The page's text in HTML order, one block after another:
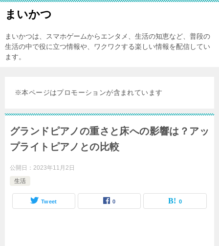
まいかつ
まいかつは、スマホゲームからエンタメ、生活の知恵など、普段の
生活の中で役に立つ情報や、ワクワクする楽しい情報を配信してい
ます。
※本ページはプロモーションが含まれています
グランドピアノの重さと床への影響は？アッ
プライトピアノとの比較
公開日： 2023年11月2日
生活
Tweet 0 0